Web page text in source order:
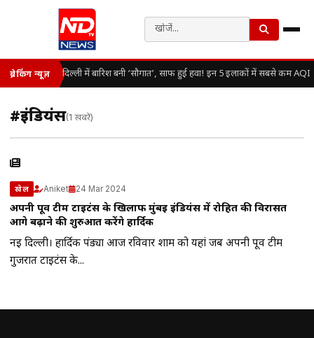
ब्रेकिंग न्यूज़ दिल्ली में बारिश बनी ‘सौगात’, साफ हुई हवा! इन 5 इलाकों में सबसे कम AQI
#इंडियंस(1 खबरें)
खेल Aniket 24 Mar 2024
अपनी पूर्व टीम टाइटंस के खिलाफ मुंबई इंडियंस में रोहित की विरासत
आगे बढ़ाने की शुरुआत करेंगे हार्दिक
नई दिल्ली। हार्दिक पंड्या आज रविवार शाम को यहां जब अपनी पूर्व टीम
गुजरात टाइटंस के...